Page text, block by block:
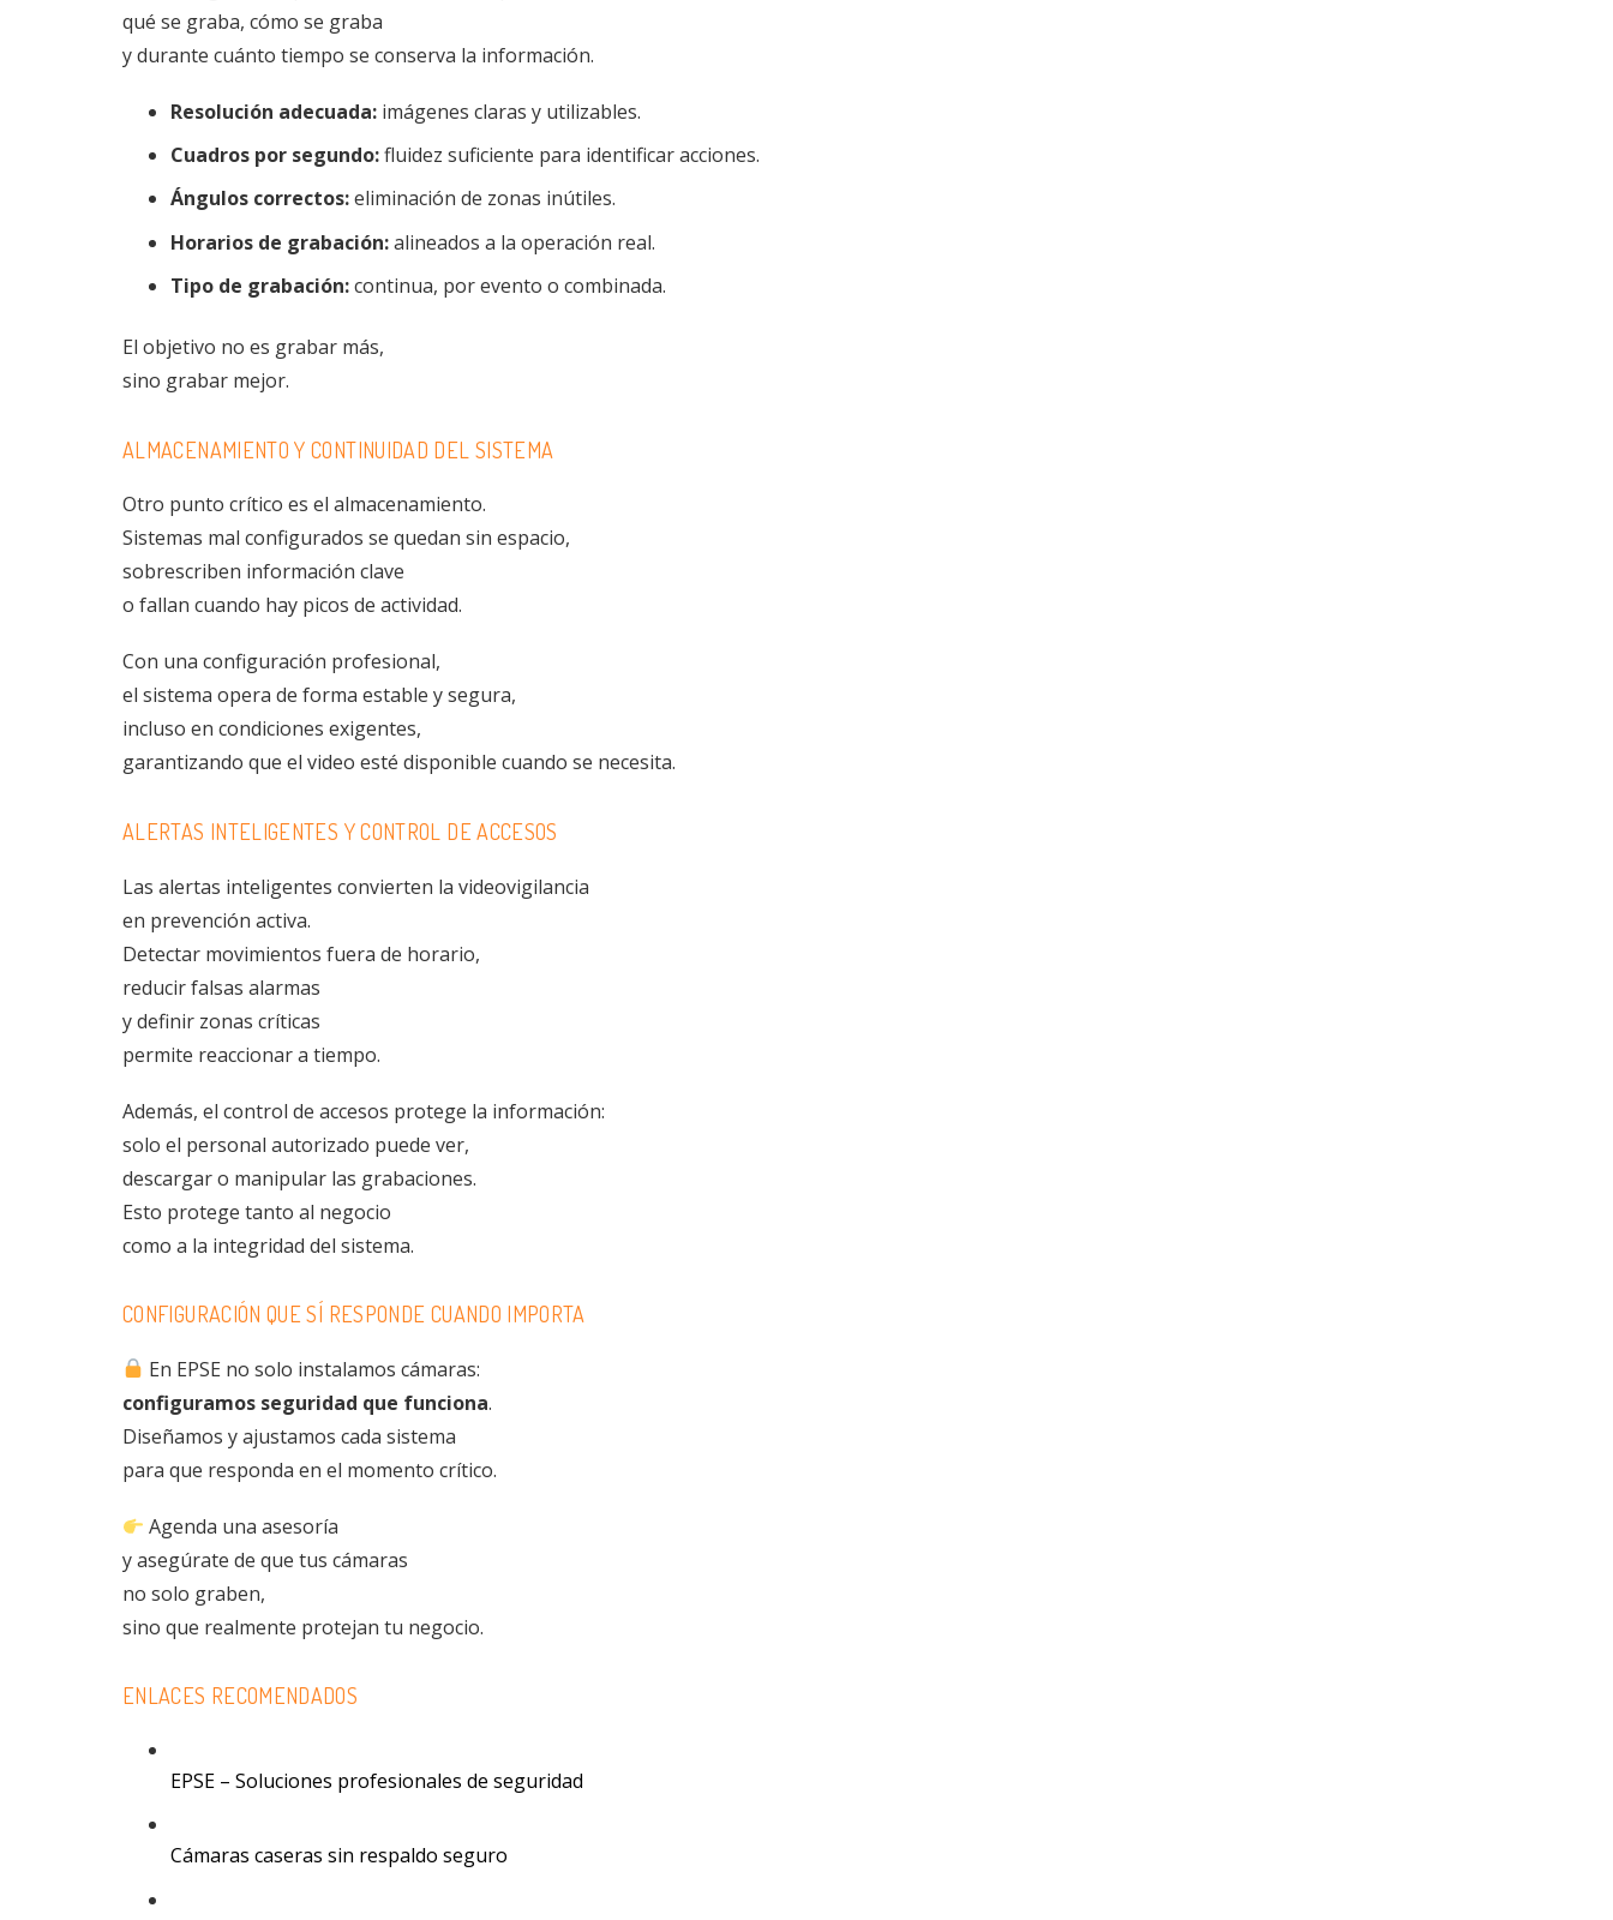
qué se graba, cómo se graba
y durante cuánto tiempo se conserva la información.
Resolución adecuada: imágenes claras y utilizables.
Cuadros por segundo:fluidez suficiente para identificar acciones.
Ángulos correctos:eliminación de zonas inútiles.
Horarios de grabación:alineados a la operación real.
Tipo de grabación:continua, por evento o combinada.
El objetivo no es grabar más,
sino grabar mejor.
ALMACENAMIENTO Y CONTINUIDAD DEL SISTEMA
Otro punto crítico es el almacenamiento.
Sistemas mal configurados se quedan sin espacio,
sobrescriben información clave
o fallan cuando hay picos de actividad.
Con una configuración profesional,
el sistema opera de forma estable y segura,
incluso en condiciones exigentes,
garantizando que el video esté disponible cuando se necesita.
ALERTAS INTELIGENTES Y CONTROL DE ACCESOS
Las alertas inteligentes convierten la videovigilancia
en prevención activa.
Detectar movimientos fuera de horario,
reducir falsas alarmas
y definir zonas críticas
permite reaccionar a tiempo.
Además, el control de accesos protege la información:
solo el personal autorizado puede ver,
descargar o manipular las grabaciones.
Esto protege tanto al negocio
como a la integridad del sistema.
CONFIGURACIÓN QUE SÍ RESPONDE CUANDO IMPORTA
En EPSE no solo instalamos cámaras:
configuramos seguridad que funciona.
Diseñamos y ajustamos cada sistema
para que responda en el momento crítico.
Agenda una asesoría
y asegúrate de que tus cámaras
no solo graben,
sino que realmente protejan tu negocio.
ENLACES RECOMENDADOS
EPSE – Soluciones profesionales de seguridad
Cámaras caseras sin respaldo seguro